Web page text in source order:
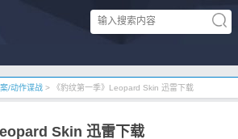
/动作谍战 > 《豹纹第一季》Leopard Skin 迅雷下载
Skin 迅雷下载